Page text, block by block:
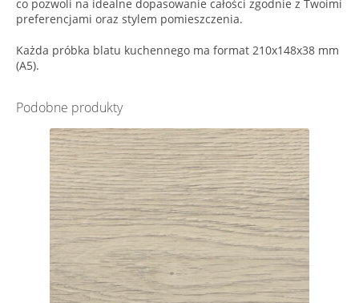
co pozwoli na idealne dopasowanie całości zgodnie z Twoimi
preferencjami oraz stylem pomieszczenia.
Każda próbka blatu kuchennego ma format 210x148x38 mm
(A5).
Podobne produkty